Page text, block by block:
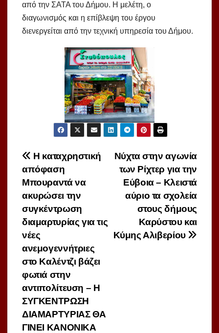
από την ΣΑΤΑ του Δήμου. Η μελέτη, ο
διαγωνισμός και η επίβλεψη του έργου
διενεργείται από την τεχνική υπηρεσία του Δήμου.
Πλοήγηση
άρθρων
Νύχτα στην αγωνία
των Ρίχτερ για την
Εύβοια – Κλειστά
αύριο τα σχολεία
στους δήμους
Καρύστου και
Κύμης Αλιβερίου
Η καταχρηστική
απόφαση
Μπουραντά να
ακυρώσει την
συγκέντρωση
διαμαρτυρίας για τις
νέες
ανεμογεννήτριες
στο Καλέντζι βάζει
φωτιά στην
αντιπολίτευση – Η
ΣΥΓΚΕΝΤΡΩΣΗ
ΔΙΑΜΑΡΤΥΡΙΑΣ ΘΑ
ΓΙΝΕΙ ΚΑΝΟΝΙΚΑ